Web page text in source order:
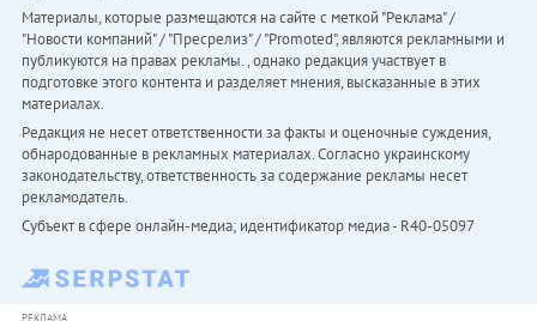
Материалы, которые размещаются на сайте с меткой "Реклама" /
"Новости компаний" / "Пресрелиз" / "Promoted", являются рекламными и
публикуются на правах рекламы. , однако редакция участвует в
подготовке этого контента и разделяет мнения, высказанные в этих
материалах.
Редакция не несет ответственности за факты и оценочные суждения,
обнародованные в рекламных материалах. Согласно украинскому
законодательству, ответственность за содержание рекламы несет
рекламодатель.
Субъект в сфере онлайн-медиа; идентификатор медиа - R40-05097
РЕКЛАМА